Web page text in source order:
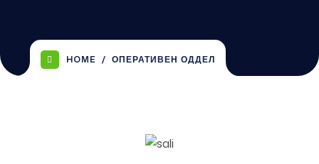
HOME ОПЕРАТИВЕН ОДДЕЛ